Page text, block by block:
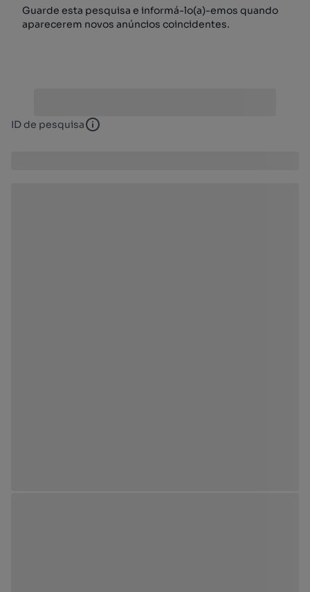
Guarde esta pesquisa e informá-lo(a)-emos quando
aparecerem novos anúncios coincidentes.
ID de pesquisa ID de pesquisa